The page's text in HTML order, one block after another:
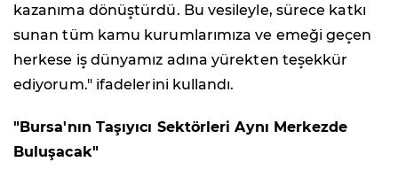
kazanıma dönüştürdü. Bu vesileyle, sürece katkı
sunan tüm kamu kurumlarımıza ve emeği geçen
herkese iş dünyamız adına yürekten teşekkür
ediyorum." ifadelerini kullandı.
"Bursa'nın Taşıyıcı Sektörleri Aynı Merkezde
Buluşacak"